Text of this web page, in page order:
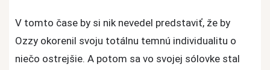
V tomto čase by si nik nevedel predstaviť, že by
Ozzy okorenil svoju totálnu temnú individualitu o
niečo ostrejšie. A potom sa vo svojej sólovke stal